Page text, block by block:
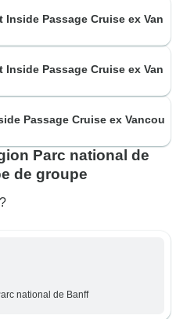
Passage Cruise ex Van
Passage Cruise ex Van
Passage Cruise ex Vancou
Parc national de
de groupe
national de Banff